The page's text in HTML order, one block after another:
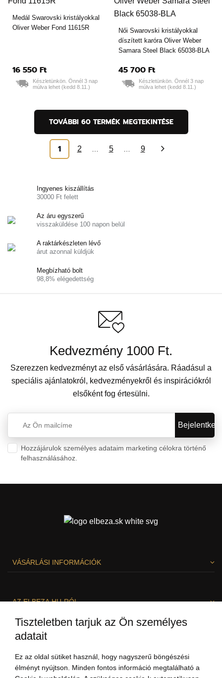
Medál Swarovski kristályokkal
Oliver Weber Fond 11615R
16 550 Ft
Készletünkön. Önnél 3 nap
múlva lehet (kedd 8.11.)
Női Swarovski kristályokkal
díszített karóra Oliver Weber
Samara Steel Black 65038-BLA
45 700 Ft
Készletünkön. Önnél 3 nap
múlva lehet (kedd 8.11.)
TOVÁBBI 60 TERMÉK MEGTEKINTÉSE
1 2 … 5 … 9 »
Ingyenes kiszállítás
30000 Ft felett
Az áru egyszerű
visszaküldése 100 napon belül
A raktárkészleten lévő
árut azonnal küldjük
Megbízható bolt
98,8% elégedettség
Kedvezmény 1000 Ft.
Szerezzen kedvezményt az első vásárlására. Ráadásul a
speciális ajánlatokról, kedvezményekről és inspirációkról
elsőként fog értesülni.
Hozzájárulok személyes adataim marketing célokra történő
felhasználásához.
VÁSÁRLÁSI INFORMÁCIÓK
AZ ELBEZA.HU-RÓL
Tiszteletben tarjuk az Ön személyes
adatait
Ez az oldal sütiket használ, hogy nagyszerű böngészési
élményt nyújtson. Minden fontos információ megtalálható a